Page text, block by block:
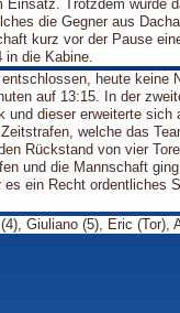
Trotzdem wurde
die Gegner aus
kurz vor der Pause
die Kabine.
heute keine
auf 13:15. In der
und dieser erweiterte sich
welche das
Rückstand von vier
und die Mannschaft
ein Recht ordentliches
Giuliano (5), Eric (Tor),